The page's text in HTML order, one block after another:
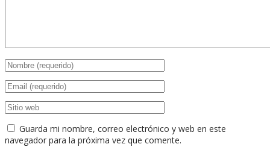
Guarda mi nombre, correo electrónico y web en este
navegador para la próxima vez que comente.